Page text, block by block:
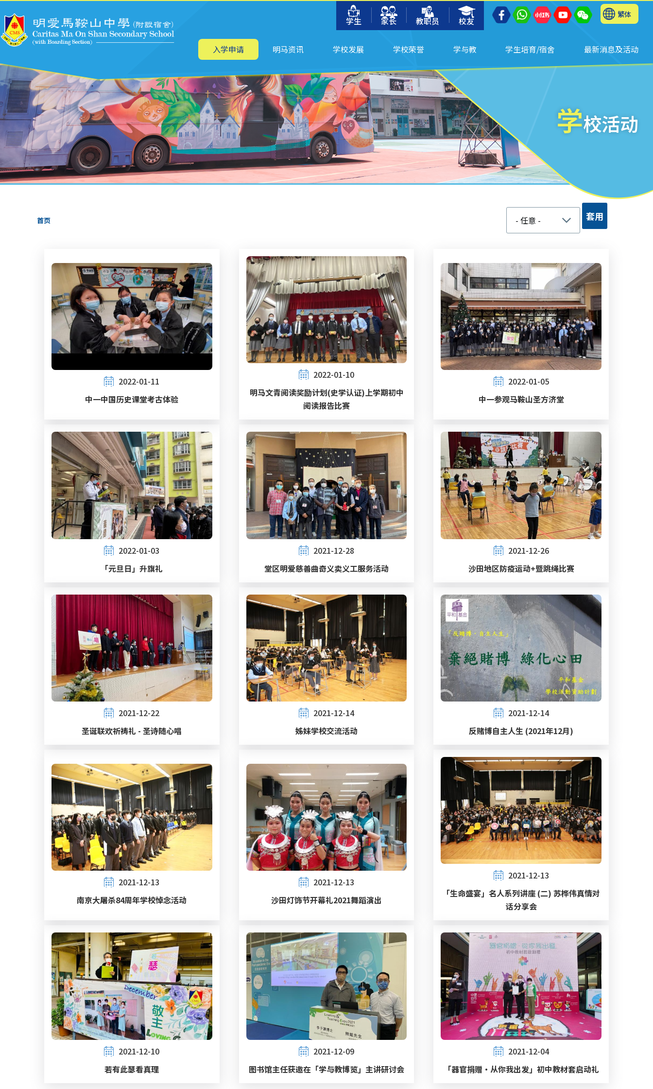
学生
家长 教职员 校友
繁体
主
航 入学申请 明马资讯 学校发展 学校荣誉 学与教 学生培育/宿舍 最新消息及活动
学校活动
面
首页
2022-01-11
中一中国历史课堂考古体验
2022-01-10
明马文青阅读奖励计划(史学认证)上学期初中
阅读报告比赛
2022-01-05
中一参观马鞍山圣方济堂
2022-01-03
「元旦日」升旗礼
2021-12-28
堂区明爱慈善曲奇义卖义工服务活动
2021-12-26
沙田地区防疫运动+暨跳绳比赛
2021-12-22
圣诞联欢祈祷礼 - 圣诗随心唱
2021-12-14
姊妹学校交流活动
2021-12-14
反赌博自主人生 (2021年12月)
2021-12-13
南京大屠杀84周年学校悼念活动
2021-12-13
沙田灯饰节开幕礼2021舞蹈演出
2021-12-13
「生命盛宴」名人系列讲座 (二) 苏桦伟真情对
话分享会
2021-12-10
若有此瑟看真理
2021-12-09
图书馆主任获邀在「学与教博览」主讲研讨会
2021-12-04
「器官捐赠‧从你我出发」初中教材套启动礼